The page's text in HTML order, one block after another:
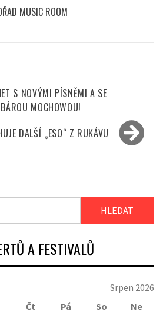
MUSIC ROOM
S NOVÝMI PÍSNĚMI A SE
MOCHOWOU!
DALŠÍ „ESO“ Z RUKÁVU
A FESTIVALŮ
Srpen 2026
Čt Pá So Ne